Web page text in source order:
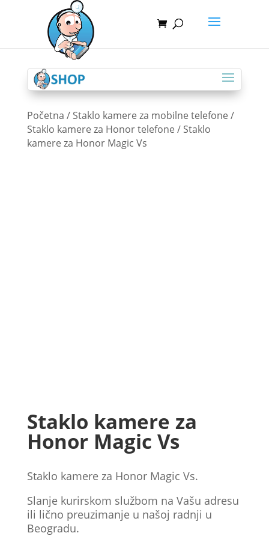
Početna / Staklo kamere za mobilne telefone /
Staklo kamere za Honor telefone / Staklo
kamere za Honor Magic Vs
Staklo kamere za
Honor Magic Vs
Staklo kamere za Honor Magic Vs.
Slanje kurirskom službom na Vašu adresu
ili lično preuzimanje u našoj radnji u
Beogradu.